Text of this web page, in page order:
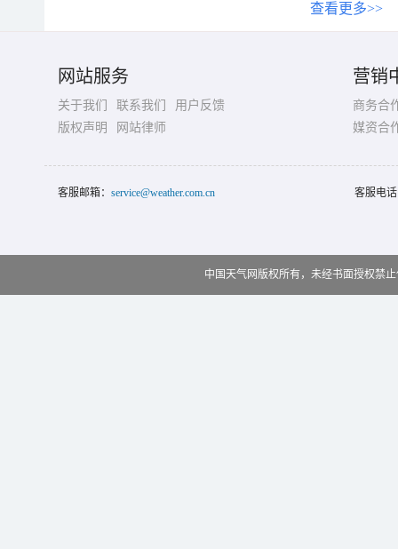
查看更多>>
网站服务
关于我们 联系我们
用户反馈
版权声明
网站律师
营销
商务合
媒资合
客服邮箱： service@weather.com.cn 客服电
中国天气网版权所有，未经书面授权